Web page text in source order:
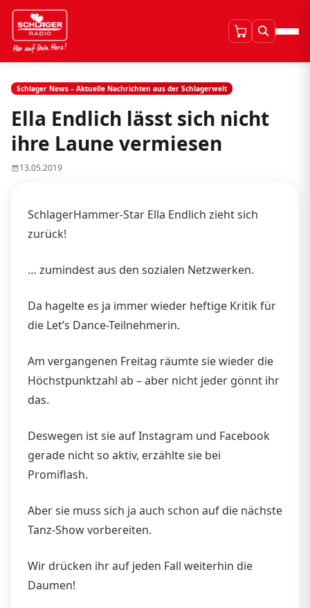
Schlager News – Aktuelle Nachrichten aus der Schlagerwelt
Ella Endlich lässt sich nicht
ihre Laune vermiesen
13.05.2019
SchlagerHammer-Star Ella Endlich zieht sich
zurück!
… zumindest aus den sozialen Netzwerken.
Da hagelte es ja immer wieder heftige Kritik für
die Let’s Dance-Teilnehmerin.
Am vergangenen Freitag räumte sie wieder die
Höchstpunktzahl ab – aber nicht jeder gönnt ihr
das.
Deswegen ist sie auf Instagram und Facebook
gerade nicht so aktiv, erzählte sie bei
Promiflash.
Aber sie muss sich ja auch schon auf die nächste
Tanz-Show vorbereiten.
Wir drücken ihr auf jeden Fall weiterhin die
Daumen!